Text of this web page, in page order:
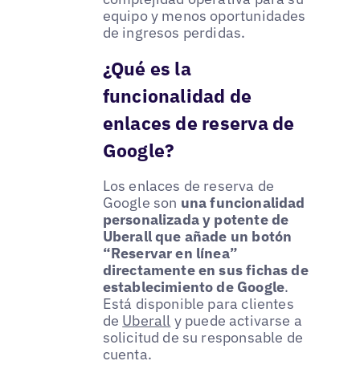
equipo y menos oportunidades
de ingresos perdidas.
¿Qué es la
funcionalidad de
enlaces de reserva de
Google?
Los enlaces de reserva de
Google son una funcionalidad
personalizada y potente de
Uberall que añade un botón
“Reservar en línea”
directamente en sus fichas de
establecimiento de Google.
Está disponible para clientes
de Uberall y puede activarse a
solicitud de su responsable de
cuenta.